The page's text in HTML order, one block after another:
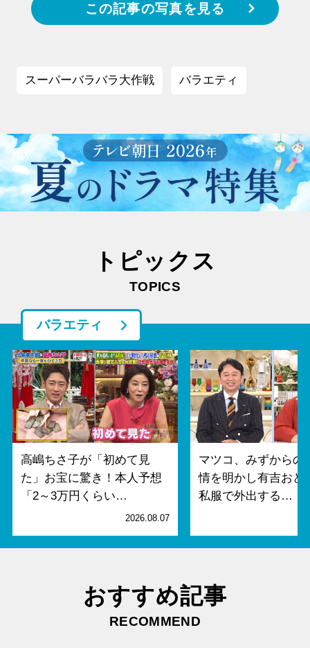
この記事の写真を見る
スーパーバラバラ大作戦 バラエティ
トピックス
TOPICS
バラエティ
高嶋ちさ子が「初めて見
た」お宝に驚き！本人予想
「2～3万円くらい…
2026.08.07
マツコ、みずからの
情を明かし有吉おど
私服で外出する…
おすすめ記事
RECOMMEND